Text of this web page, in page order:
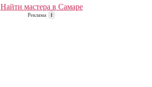
Найти мастера в Самаре
Реклама i